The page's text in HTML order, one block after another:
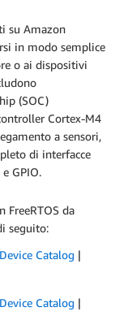
su Amazon
in modo semplice
o ai dispositivi
(SOC)
Cortex-M4
a sensori,
di interfacce
GPIO.
FreeRTOS da
seguito:
Catalog |
Catalog |